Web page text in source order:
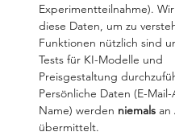
Experimentteilnahme).
diese Daten, um zu
Funktionen nützlich sind
Tests für KI-Modelle und
Preisgestaltung
Persönliche Daten (E-
Name) werden niemals an
übermittelt.